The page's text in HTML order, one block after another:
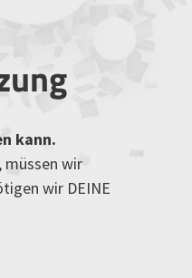
kann.
müssen wir
wir DEINE